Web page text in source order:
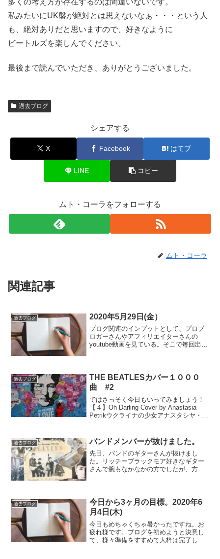
私みたいにUK盤が絶対とは思えないなぁ・・・という人
も、絶対ありだと思いますので、好きなように
ビートルズを楽しんでください。
最後まで読んでいただき、ありがとうございました。
過去ブログ
シェアする
X Facebook はてブ
LINE コピー
ムト・コーラをフォローする
ムト・コーラ
関連記事
過去ブログ 2020年5月29日(金）
ブログ関連のインプットとして、プロブ
ロガーさんやアフィリエイターさんの
youtube動画を見ている。そこで毎回出て
かった・・・（たぶ...
過去ブログ
THE BEATLESカバー１０００
曲 #2
ではさっそく今日もいってみましょう！
【４】Oh Darling Cover by Anastasia
Petrikウクライナの少女アナスタシヤ・ペ
が、これ以上...
過去ブログ バンドメンバーが抜けました。
先日、バンドのギターさんが抜けまし
た。リッチーブラックモア好きなギター
さんで腕もなかなかの方でしたが、方向
全然良い事だと考えている人...
過去ブログ
今日から3ヶ月の目標。2020年6
月4日(木)
今日もめちゃくちゃ暑かったですね。お
疲れ様です。ブログを初めようと決意し
て、様々準備をすすめて大枠は完了し